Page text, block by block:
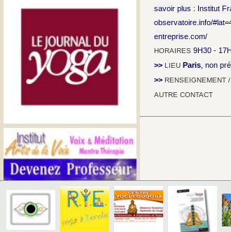
savoir plus : Institut
observatoire.info/
entreprise.com/
HORAIRES 9H30 - 17H
>> LIEU Paris , non
>> RENSEIGNEMENT
AUTRE CONTACT